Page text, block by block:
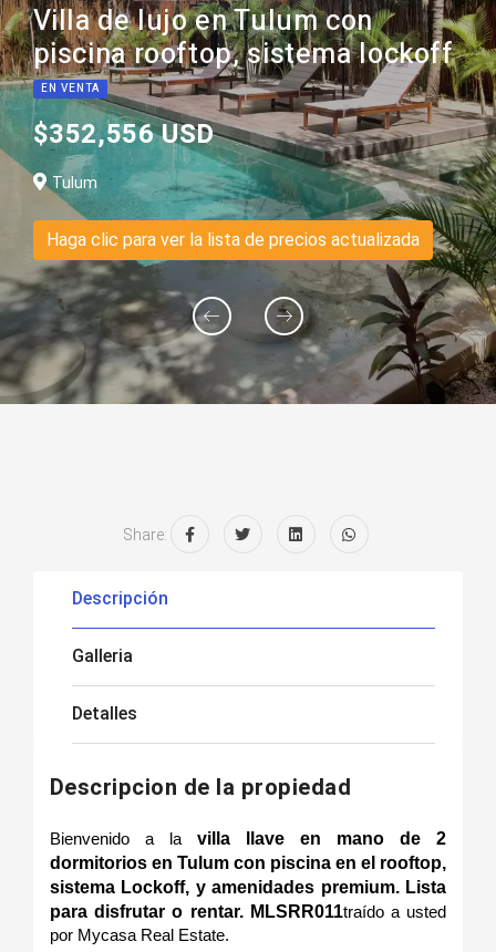
Villa de lujo en Tulum con
piscina rooftop, sistema lockoff
EN VENTA
$352,556 USD
Tulum
Haga clic para ver la lista de precios actualizada
Share:
Descripción
Galleria
Detalles
Descripcion de la propiedad
Bienvenido a la villa llave en mano de 2
dormitorios en Tulum con piscina en el rooftop,
sistema Lockoff, y amenidades premium. Lista
para disfrutar o rentar. MLSRR011traído a usted
por Mycasa Real Estate.